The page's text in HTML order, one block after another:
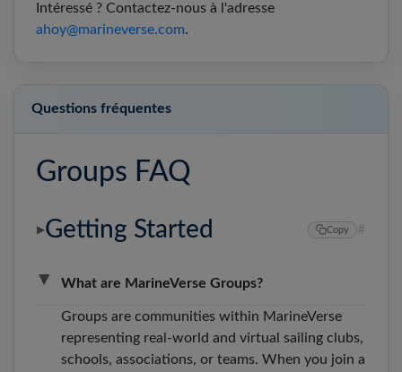
Intéressé ? Contactez-nous à l'adresse
ahoy@marineverse.com.
Questions fréquentes
Groups FAQ
▶Getting Started Copy #
▶ What are MarineVerse Groups?
Groups are communities within MarineVerse
representing real-world and virtual sailing clubs,
schools, associations, or teams. When you join a